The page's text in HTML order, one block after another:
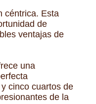
céntrica. Esta
de
ventajas de
una
cinco cuartos de
de la